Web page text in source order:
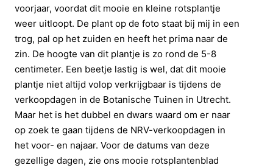
voorjaar, voordat dit mooie en kleine rotsplantje
weer uitloopt. De plant op de foto staat bij mij in een
trog, pal op het zuiden en heeft het prima naar de
zin. De hoogte van dit plantje is zo rond de 5-8
centimeter. Een beetje lastig is wel, dat dit mooie
plantje niet altijd volop verkrijgbaar is tijdens de
verkoopdagen in de Botanische Tuinen in Utrecht.
Maar het is het dubbel en dwars waard om er naar
op zoek te gaan tijdens de NRV-verkoopdagen in
het voor- en najaar. Voor de datums van deze
gezellige dagen, zie ons mooie rotsplantenblad